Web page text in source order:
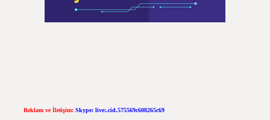
Reklam ve İletişim: Skype: live:.cid.575569c608265c69